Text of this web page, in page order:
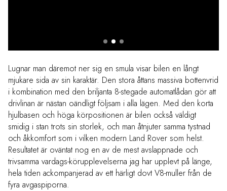
Lugnar man däremot ner sig en smula visar bilen en långt
mjukare sida av sin karaktär. Den stora åttans massiva bottenvrid
i kombination med den briljanta 8-stegade automatlådan gör att
drivlinan är nästan oändligt följsam i alla lägen. Med den korta
hjulbasen och höga körpositionen är bilen också väldigt
smidig i stan trots sin storlek, och man åtnjuter samma tystnad
och åkkomfort som i vilken modern Land Rover som helst.
Resultatet är oväntat nog en av de mest avslappnade och
trivsamma vardags-körupplevelserna jag har upplevt på länge,
hela tiden ackompanjerad av ett härligt dovt V8-muller från de
fyra avgaspiporna.